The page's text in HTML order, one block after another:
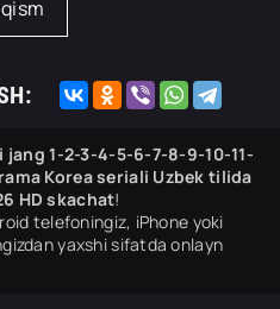
jang 1-2-3-4-5-6-7-8-9-10-11-
Korea seriali Uzbek tilida
HD skachat!
telefoningiz, iPhone yoki
yaxshi sifatda onlayn